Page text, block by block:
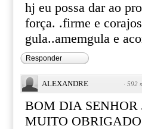
hj eu possa dar ao
força. .firme e
gula..amemgula e
Responder
ALEXANDRE · 592
BOM DIA SENHOR
MUITO